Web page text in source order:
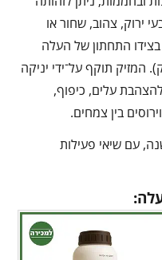
1–3 מ”מ, בצבעי ירוק, צהוב, שחור או
התחתון של העלה
המזיק תוקף על־ידי יניקה
עלים, כיפוף,
בין צמחים.
עם שיאי פעילות